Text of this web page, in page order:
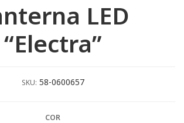
LED
“Electra”
SKU: 58-0600657
COR